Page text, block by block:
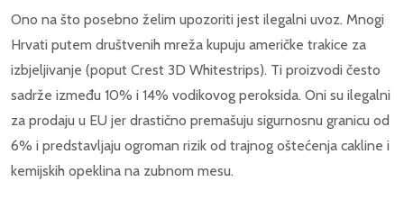
Ono na što posebno želim upozoriti jest ilegalni uvoz. Mnogi
Hrvati putem društvenih mreža kupuju američke trakice za
izbjeljivanje (poput Crest 3D Whitestrips). Ti proizvodi često
sadrže između 10% i 14% vodikovog peroksida. Oni su ilegalni
za prodaju u EU jer drastično premašuju sigurnosnu granicu od
6% i predstavljaju ogroman rizik od trajnog oštećenja cakline i
kemijskih opeklina na zubnom mesu.